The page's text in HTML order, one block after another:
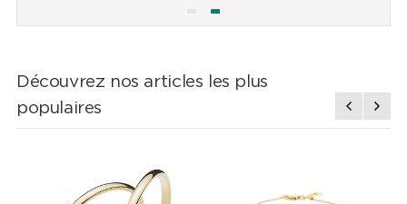
Découvrez nos articles les plus
populaires